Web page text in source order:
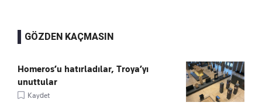
GÖZDEN KAÇMASIN
Homeros’u hatırladılar, Troya’yı
unuttular
Kaydet